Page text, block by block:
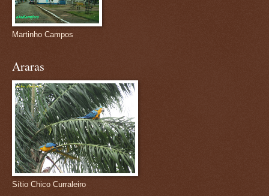
Martinho Campos
Araras
Sítio Chico Curraleiro